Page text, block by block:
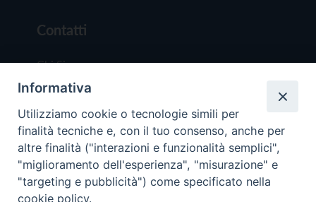
Contatti
Chi Siamo
Redazione
Scrivici
Informativa
Utilizziamo cookie o tecnologie simili per
finalità tecniche e, con il tuo consenso, anche per
altre finalità ("interazioni e funzionalità semplici",
"miglioramento dell'esperienza", "misurazione" e
"targeting e pubblicità") come specificato nella
cookie policy.